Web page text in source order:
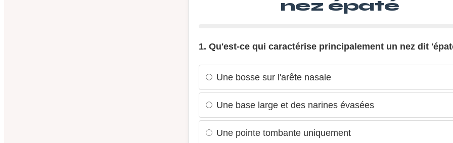
nez épaté
1. Qu'est-ce qui caractérise principalement un nez dit
Une bosse sur l'arête nasale
Une base large et des narines évasées
Une pointe tombante uniquement